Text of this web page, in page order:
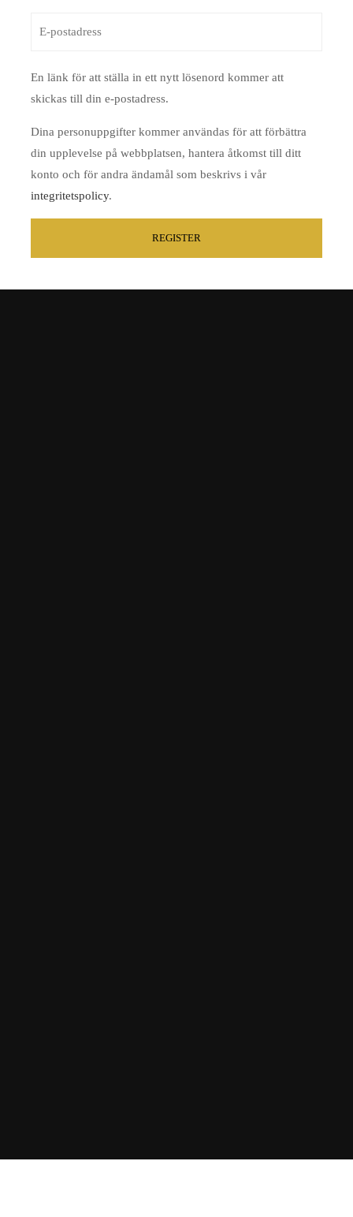
En länk för att ställa in ett nytt lösenord kommer att
skickas till din e-postadress.
Dina personuppgifter kommer användas för att förbättra
din upplevelse på webbplatsen, hantera åtkomst till ditt
konto och för andra ändamål som beskrivs i vår
integritetspolicy.